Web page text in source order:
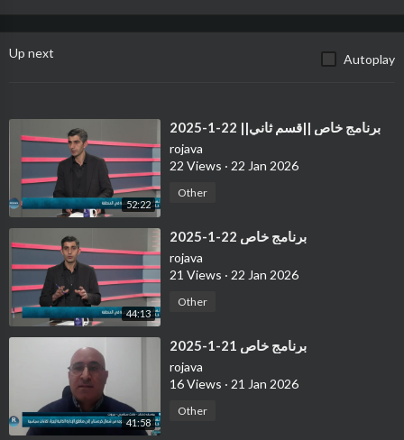
Up next Autoplay
52:22
⁣برنامج خاص ||قسم ثاني|| 22-1-2025
rojava
22 Views · 22 Jan 2026
Other
44:13
⁣برنامج خاص 22-1-2025
rojava
21 Views · 22 Jan 2026
Other
41:58
⁣برنامج خاص 21-1-2025
rojava
16 Views · 21 Jan 2026
Other